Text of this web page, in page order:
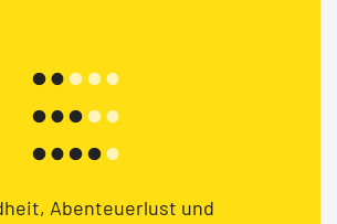
Abenteuerlust und